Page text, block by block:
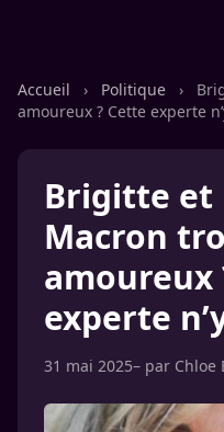
Accueil › Politique ›
amoureux ? Cette experte
Brigitte et
Macron
amoureux
experte
31 mai 2025– par Chloe